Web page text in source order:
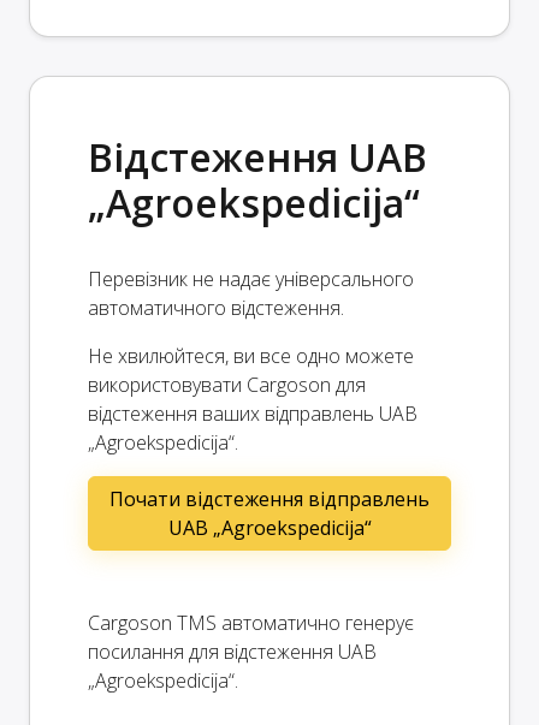
Відстеження UAB
„Agroekspedicija“
Перевізник не надає універсального
автоматичного відстеження.
Не хвилюйтеся, ви все одно можете
використовувати Cargoson для
відстеження ваших відправлень UAB
„Agroekspedicija“.
Почати відстеження відправлень
UAB „Agroekspedicija“
Cargoson TMS автоматично генерує
посилання для відстеження UAB
„Agroekspedicija“.